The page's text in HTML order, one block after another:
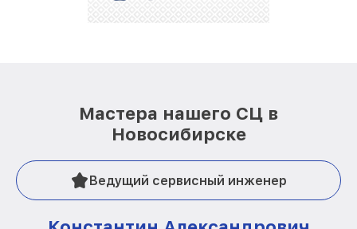
Мастера нашего СЦ в
Новосибирске
Ведущий сервисный инженер